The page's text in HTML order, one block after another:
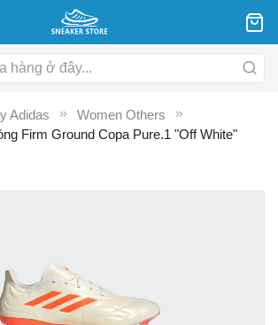
Adidas
Women Others
Firm Ground Copa Pure.1 "Off White"